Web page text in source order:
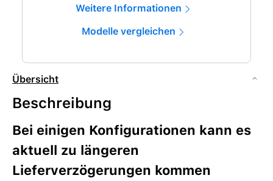
Weitere Informationen
Modelle vergleichen
Übersicht
Beschreibung
Bei einigen Konfigurationen kann es
aktuell zu längeren
Lieferverzögerungen kommen